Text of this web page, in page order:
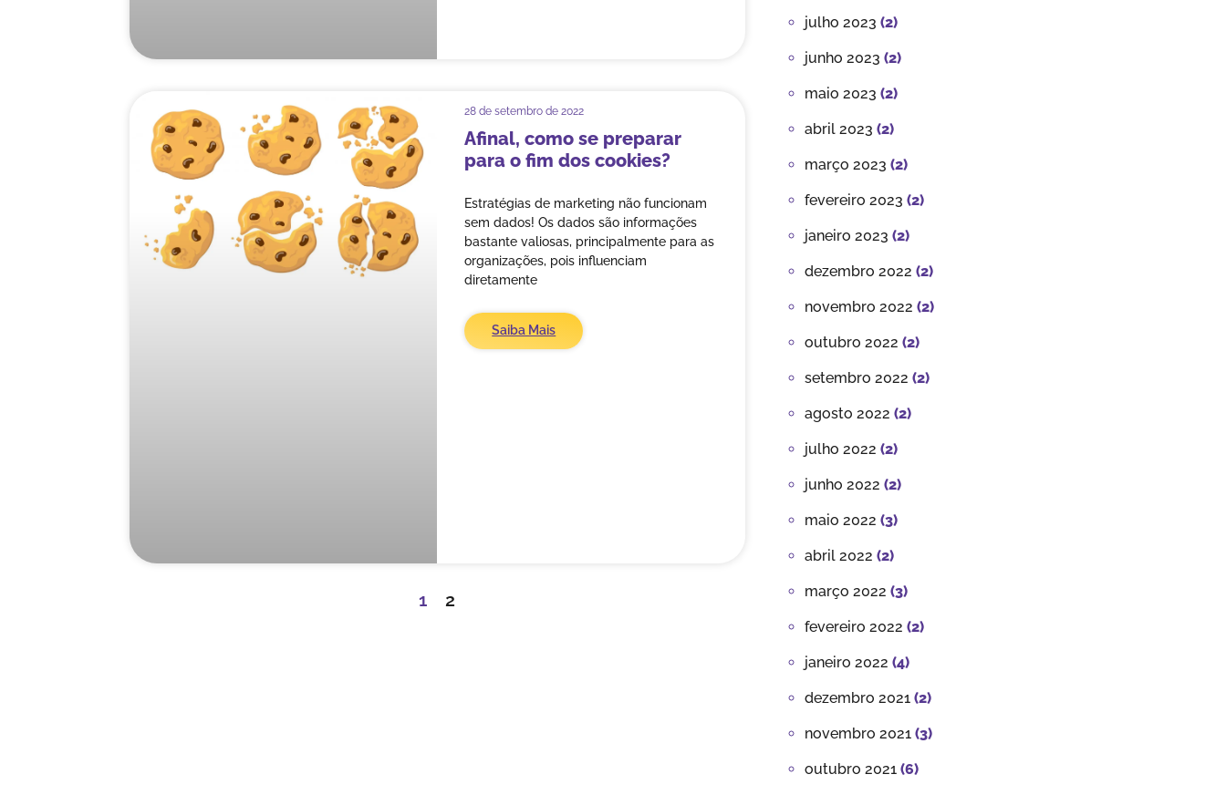
Afinal, como se preparar
para o fim dos cookies?
Estratégias de marketing não funcionam
sem dados! Os dados são informações
bastante valiosas, principalmente para as
organizações, pois influenciam
diretamente
Saiba Mais
28 de setembro de 2022
1 2
julho 2023 (2)
junho 2023 (2)
maio 2023 (2)
abril 2023 (2)
março 2023 (2)
fevereiro 2023 (2)
janeiro 2023 (2)
dezembro 2022 (2)
novembro 2022 (2)
outubro 2022 (2)
setembro 2022 (2)
agosto 2022 (2)
julho 2022 (2)
junho 2022 (2)
maio 2022 (3)
abril 2022 (2)
março 2022 (3)
fevereiro 2022 (2)
janeiro 2022 (4)
dezembro 2021(2)
novembro 2021(3)
outubro 2021(6)